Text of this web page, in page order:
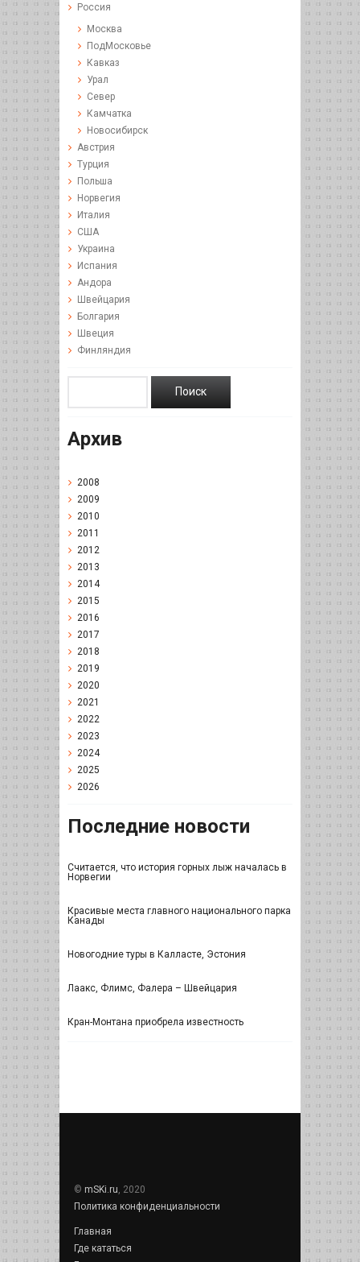
Россия
Москва
ПодМосковье
Кавказ
Урал
Север
Камчатка
Новосибирск
Австрия
Турция
Польша
Норвегия
Италия
США
Украина
Испания
Андора
Швейцария
Болгария
Швеция
Финляндия
Архив
2008
2009
2010
2011
2012
2013
2014
2015
2016
2017
2018
2019
2020
2021
2022
2023
2024
2025
2026
Последние новости
Считается, что история горных лыж началась в
Норвегии
Красивые места главного национального парка
Канады
Новогодние туры в Калласте, Эстония
Лаакс, Флимс, Фалера – Швейцария
Кран-Монтана приобрела известность
© mSKi.ru, 2020
Политика конфиденциальности
Главная
Где кататься